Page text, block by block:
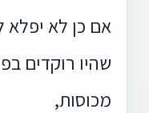
אם כן לא יפלא
שהיו רוקדים
מכוסות,